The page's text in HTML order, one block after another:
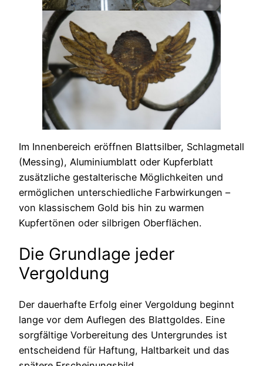
Im Innenbereich eröffnen Blattsilber, Schlagmetall
(Messing), Aluminiumblatt oder Kupferblatt
zusätzliche gestalterische Möglichkeiten und
ermöglichen unterschiedliche Farbwirkungen –
von klassischem Gold bis hin zu warmen
Kupfertönen oder silbrigen Oberflächen.
Die Grundlage jeder
Vergoldung
Der dauerhafte Erfolg einer Vergoldung beginnt
lange vor dem Auflegen des Blattgoldes. Eine
sorgfältige Vorbereitung des Untergrundes ist
entscheidend für Haftung, Haltbarkeit und das